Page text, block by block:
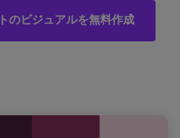
のビジュアルを無料作成